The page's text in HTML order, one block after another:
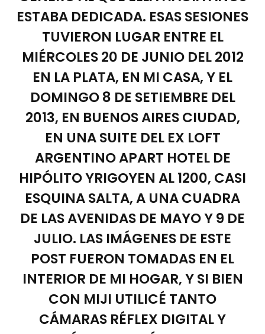
ESTABA DEDICADA. ESAS SESIONES
TUVIERON LUGAR ENTRE EL
MIÉRCOLES 20 DE JUNIO DEL 2012
EN LA PLATA, EN MI CASA, Y EL
DOMINGO 8 DE SETIEMBRE DEL
2013, EN BUENOS AIRES CIUDAD,
EN UNA SUITE DEL EX LOFT
ARGENTINO APART HOTEL DE
HIPÓLITO YRIGOYEN AL 1200, CASI
ESQUINA SALTA, A UNA CUADRA
DE LAS AVENIDAS DE MAYO Y 9 DE
JULIO. LAS IMÁGENES DE ESTE
POST FUERON TOMADAS EN EL
INTERIOR DE MI HOGAR, Y SI BIEN
CON MIJI UTILICÉ TANTO
CÁMARAS RÉFLEX DIGITAL Y